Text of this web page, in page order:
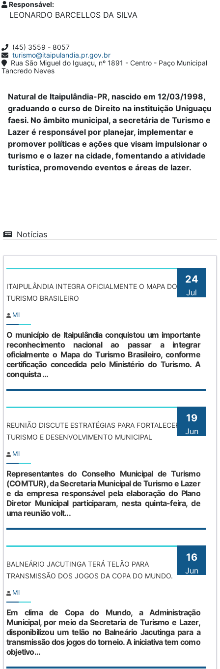
Responsável:
LEONARDO BARCELLOS DA SILVA
(45) 3559 - 8057
turismo@itaipulandia.pr.gov.br
Rua São Miguel do Iguaçu, nº 1891 - Centro - Paço Municipal
Tancredo Neves
Natural de Itaipulândia-PR, nascido em 12/03/1998,
graduando o curso de Direito na instituição Uniguaçu
faesi. No âmbito municipal, a secretária de Turismo e
Lazer é responsável por planejar, implementar e
promover políticas e ações que visam impulsionar o
turismo e o lazer na cidade, fomentando a atividade
turística, promovendo eventos e áreas de lazer.
Notícias
24
Jul
ITAIPULÂNDIA INTEGRA OFICIALMENTE O MAPA DO
TURISMO BRASILEIRO
MI
O município de Itaipulândia conquistou um importante
reconhecimento nacional ao passar a integrar
oficialmente o Mapa do Turismo Brasileiro, conforme
certificação concedida pelo Ministério do Turismo. A
conquista ...
19
Jun
REUNIÃO DISCUTE ESTRATÉGIAS PARA FORTALECER
TURISMO E DESENVOLVIMENTO MUNICIPAL
MI
Representantes do Conselho Municipal de Turismo
(COMTUR), da Secretaria Municipal de Turismo e Lazer
e da empresa responsável pela elaboração do Plano
Diretor Municipal participaram, nesta quinta-feira, de
uma reunião volt...
16
Jun
BALNEÁRIO JACUTINGA TERÁ TELÃO PARA
TRANSMISSÃO DOS JOGOS DA COPA DO MUNDO.
MI
Em clima de Copa do Mundo, a Administração
Municipal, por meio da Secretaria de Turismo e Lazer,
disponibilizou um telão no Balneário Jacutinga para a
transmissão dos jogos do torneio. A iniciativa tem como
objetivo...